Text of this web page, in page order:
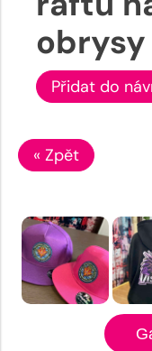
obrysy
Přidat do
« Zpět